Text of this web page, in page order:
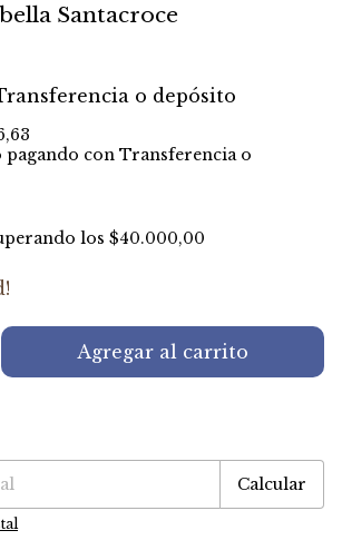
Santacroce
o depósito
pagando con Transferencia o
los $40.000,00
Calcular